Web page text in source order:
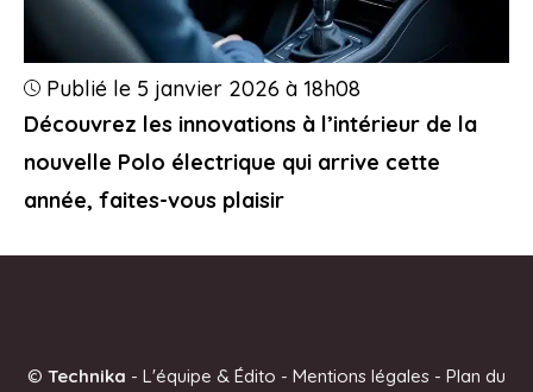
Découvrez les innovations à l’intérieur de la
nouvelle Polo électrique qui arrive cette
année, faites-vous plaisir
Publié le 5 janvier 2026 à 18h08
© Technika - L'équipe & Édito - Mentions légales - Plan du